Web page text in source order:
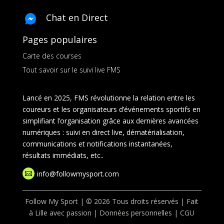
Chat en Direct
Pages populaires
Carte des courses
Tout savoir sur le suivi live FMS
Lancé en 2025, FMS révolutionne la relation entre les
coureurs et les organisateurs d’événements sportifs en
simplifiant l’organisation grâce aux dernières avancées
numériques : suivi en direct live, dématérialisation,
communications et notifications instantanées,
résultats immédiats, etc..
 info@followmysport.com
Follow My Sport | © 2026 Tous droits réservés | Fait
à Lille avec passion | Données personnelles |CGU